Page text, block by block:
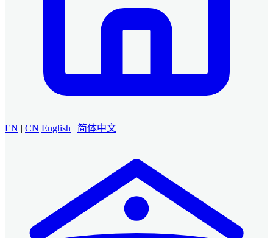
EN | CN English | 简体中文